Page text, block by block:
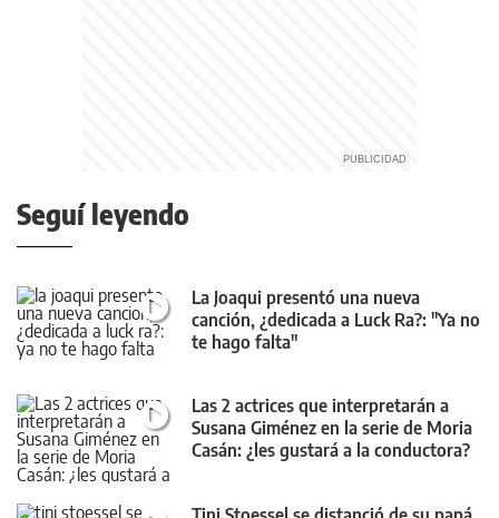
Seguí leyendo
La Joaqui presentó una nueva
canción, ¿dedicada a Luck Ra?: "Ya no
te hago falta"
Las 2 actrices que interpretarán a
Susana Giménez en la serie de Moria
Casán: ¿les gustará a la conductora?